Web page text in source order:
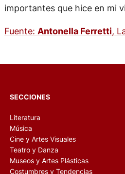
importantes que hice en mi
Fuente: Antonella Ferretti,
SECCIONES
Literatura
Música
Cine y Artes Visuales
Teatro y Danza
Museos y Artes Plásticas
Costumbres y Tendencias